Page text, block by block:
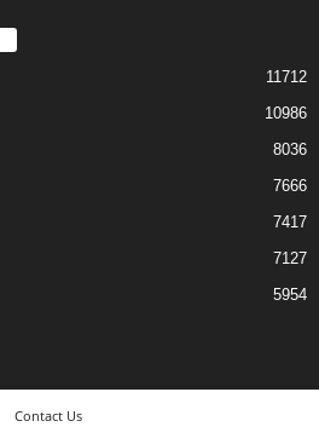
11712
10986
8036
7666
7417
7127
5954
Contact Us